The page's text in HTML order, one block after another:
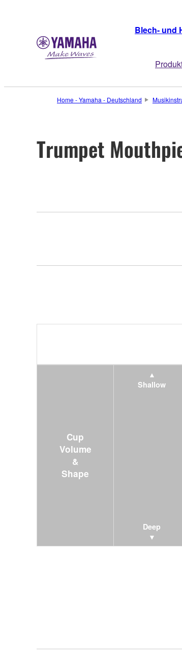
Blech- und
Home - Yamaha - Deutschland
Trumpet
Cup
Volume
&
Shape
▲
Shallow
Deep
▼